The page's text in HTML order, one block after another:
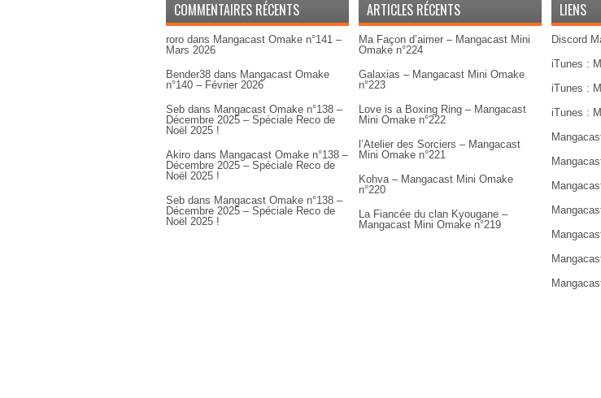
COMMENTAIRES RÉCENTS
roro dans Mangacast Omake n°141 –
Mars 2026
Bender38 dans Mangacast Omake
n°140 – Février 2026
Seb dans Mangacast Omake n°138 –
Décembre 2025 – Spéciale Reco de
Noël 2025 !
Akiro dans Mangacast Omake n°138 –
Décembre 2025 – Spéciale Reco de
Noël 2025 !
Seb dans Mangacast Omake n°138 –
Décembre 2025 – Spéciale Reco de
Noël 2025 !
ARTICLES RÉCENTS
Ma Façon d’aimer – Mangacast Mini
Omake n°224
Galaxias – Mangacast Mini Omake
n°223
Love is a Boxing Ring – Mangacast
Mini Omake n°222
l’Atelier des Sorciers – Mangacast
Mini Omake n°221
Kohva – Mangacast Mini Omake
n°220
La Fiancée du clan Kyougane –
Mangacast Mini Omake n°219
LIENS
Discord
iTunes :
iTunes :
iTunes :